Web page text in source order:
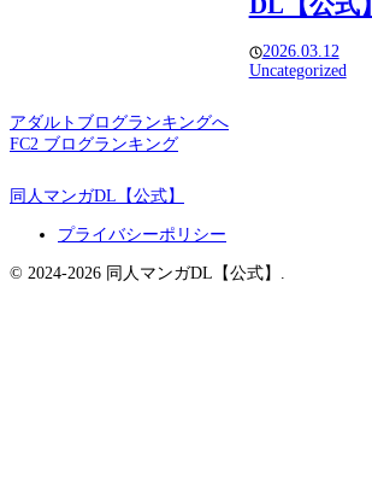
2026.03.12
Uncategorized
アダルトブログランキングへ
FC2 ブログランキング
同人マンガDL【公式】
プライバシーポリシー
© 2024-2026 同人マンガDL【公式】.